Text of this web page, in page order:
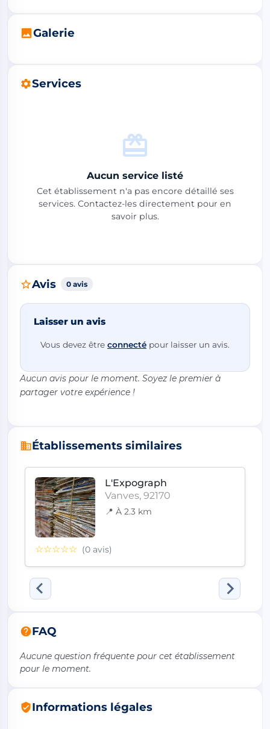
Galerie
Services
Aucun service listé
Cet établissement n'a pas encore détaillé ses
services. Contactez-les directement pour en
savoir plus.
Avis 0 avis
Laisser un avis
Vous devez être connecté pour laisser un avis.
Aucun avis pour le moment. Soyez le premier à
partager votre expérience !
Établissements similaires
L'Expograph
Vanves, 92170
📍 À 2.3 km
☆☆☆☆☆ (0 avis)
FAQ
Aucune question fréquente pour cet établissement
pour le moment.
Informations légales